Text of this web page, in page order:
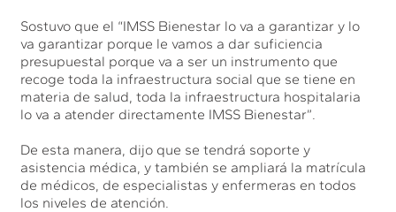
Sostuvo que el “IMSS Bienestar lo va a garantizar y lo
va garantizar porque le vamos a dar suficiencia
presupuestal porque va a ser un instrumento que
recoge toda la infraestructura social que se tiene en
materia de salud, toda la infraestructura hospitalaria
lo va a atender directamente IMSS Bienestar”.
De esta manera, dijo que se tendrá soporte y
asistencia médica, y también se ampliará la matrícula
de médicos, de especialistas y enfermeras en todos
los niveles de atención.